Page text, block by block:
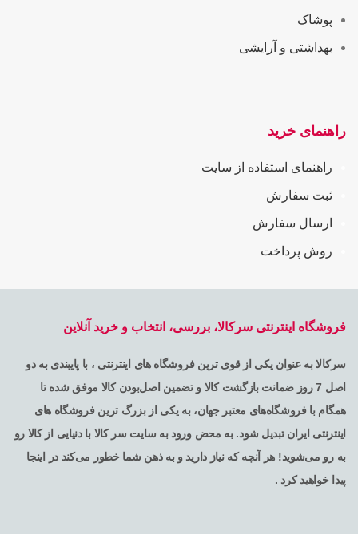
پوشاک
بهداشتی و آرایشی
راهنمای خرید
راهنمای استفاده از سایت
ثبت سفارش
ارسال سفارش
روش پرداخت
فروشگاه اینترنتی سرکالا، بررسی، انتخاب و خرید آنلاین
سرکالا به عنوان یکی از قوی ترین فروشگاه های اینترنتی ، با پایبندی به دو
اصل 7 روز ضمانت بازگشت کالا و تضمین اصل‌بودن کالا موفق شده تا
همگام با فروشگاه‌های معتبر جهان، به یکی از بزرگ ترین فروشگاه های
اینترنتی ایران تبدیل شود. به محض ورود به سایت سر کالا با دنیایی از کالا رو
به رو می‌شوید! هر آنچه که نیاز دارید و به ذهن شما خطور می‌کند در اینجا
پیدا خواهید کرد .